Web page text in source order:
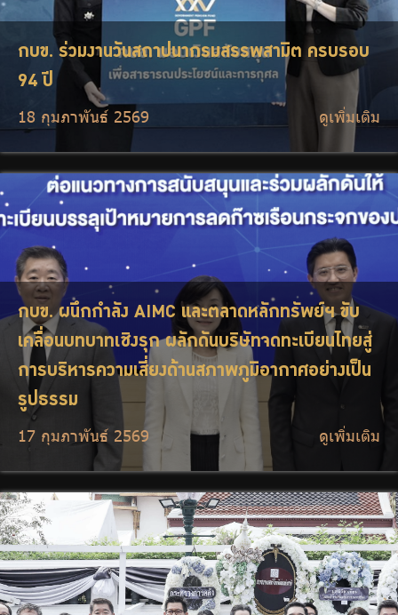
กบข. ร่วมงานวันสถาปนากรมสรรพสามิต ครบรอบ
94 ปี
18 กุมภาพันธ์ 2569 ดูเพิ่มเติม
กบข. ผนึกกำลัง AIMC และตลาดหลักทรัพย์ฯ ขับ
เคลื่อนบทบาทเชิงรุก ผลักดันบริษัทจดทะเบียนไทยสู่
การบริหารความเสี่ยงด้านสภาพภูมิอากาศอย่างเป็น
รูปธรรม
17 กุมภาพันธ์ 2569 ดูเพิ่มเติม